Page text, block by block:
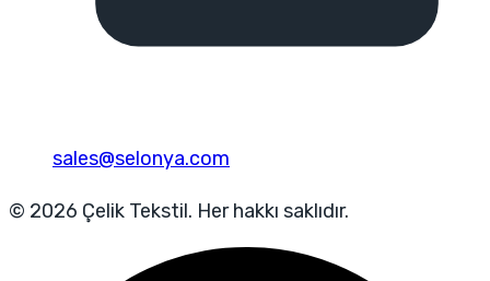
sales@selonya.com
© 2026 Çelik Tekstil. Her hakkı saklıdır.